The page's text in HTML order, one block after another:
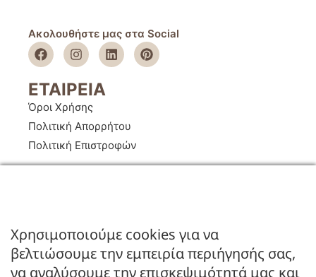
Ακολουθήστε μας στα Social
ΕΤΑΙΡΕΙΑ
Όροι Χρήσης
Πολιτική Απορρήτου
Πολιτική Επιστροφών
Εγγραφή Χονδρικής
Μέθοδοι Πληρωμής
Χρησιμοποιούμε cookies για να
βελτιώσουμε την εμπειρία περιήγησής σας,
να αναλύσουμε την επισκεψιμότητά μας και